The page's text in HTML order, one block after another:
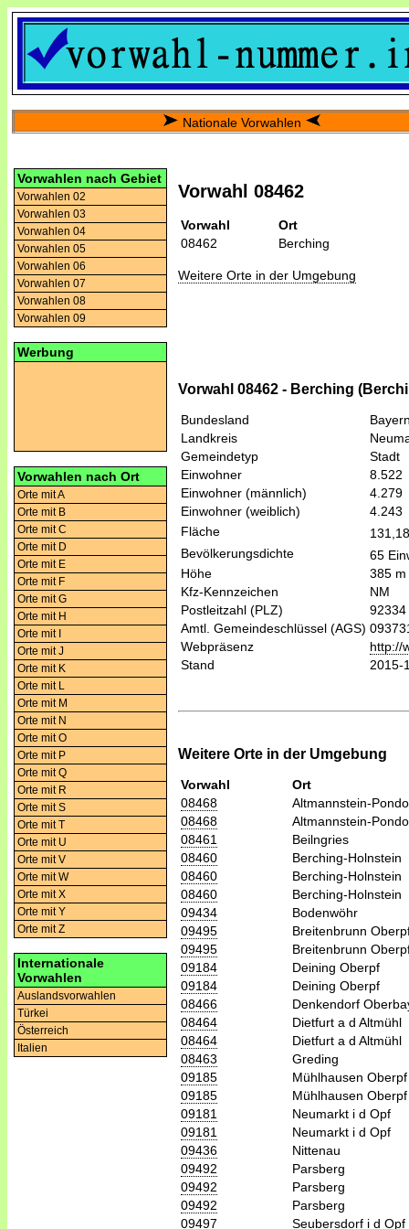
Nationale Vorwahlen
Vorwahlen nach Gebiet
Vorwahlen 02
Vorwahlen 03
Vorwahlen 04
Vorwahlen 05
Vorwahlen 06
Vorwahlen 07
Vorwahlen 08
Vorwahlen 09
Werbung
Vorwahlen nach Ort
Orte mit A
Orte mit B
Orte mit C
Orte mit D
Orte mit E
Orte mit F
Orte mit G
Orte mit H
Orte mit I
Orte mit J
Orte mit K
Orte mit L
Orte mit M
Orte mit N
Orte mit O
Orte mit P
Orte mit Q
Orte mit R
Orte mit S
Orte mit T
Orte mit U
Orte mit V
Orte mit W
Orte mit X
Orte mit Y
Orte mit Z
Internationale
Vorwahlen
Auslandsvorwahlen
Türkei
Österreich
Italien
Vorwahl 08462
Vorwahl
Ort
08462
Berching
Weitere Orte in der Umgebung
Vorwahl 08462 - Berching
Bundesland
Landkreis
Gemeindetyp
Stadt
Einwohner
8.522
Einwohner (männlich)
4.279
Einwohner (weiblich)
4.243
Fläche
Bevölkerungsdichte
65
Höhe
385 m
Kfz-Kennzeichen
NM
Postleitzahl (PLZ)
92334
Amtl. Gemeindeschlüssel (AGS)
Webpräsenz
http://
Stand
2015-
Weitere Orte in der Umgebung
Vorwahl
Ort
08468
Altmannstein-
08468
Altmannstein-
08461
Beilngries
08460
Berching-Holnstein
08460
Berching-Holnstein
08460
Berching-Holnstein
09434
Bodenwöhr
09495
Breitenbrunn
09495
Breitenbrunn
09184
Deining Oberpf
09184
Deining Oberpf
08466
Denkendorf
08464
Dietfurt a d Altmühl
08464
Dietfurt a d Altmühl
08463
Greding
09185
Mühlhausen Oberpf
09185
Mühlhausen Oberpf
09181
Neumarkt i d Opf
09181
Neumarkt i d Opf
09436
Nittenau
09492
Parsberg
09492
Parsberg
09492
Parsberg
09497
Seubersdorf i d Opf